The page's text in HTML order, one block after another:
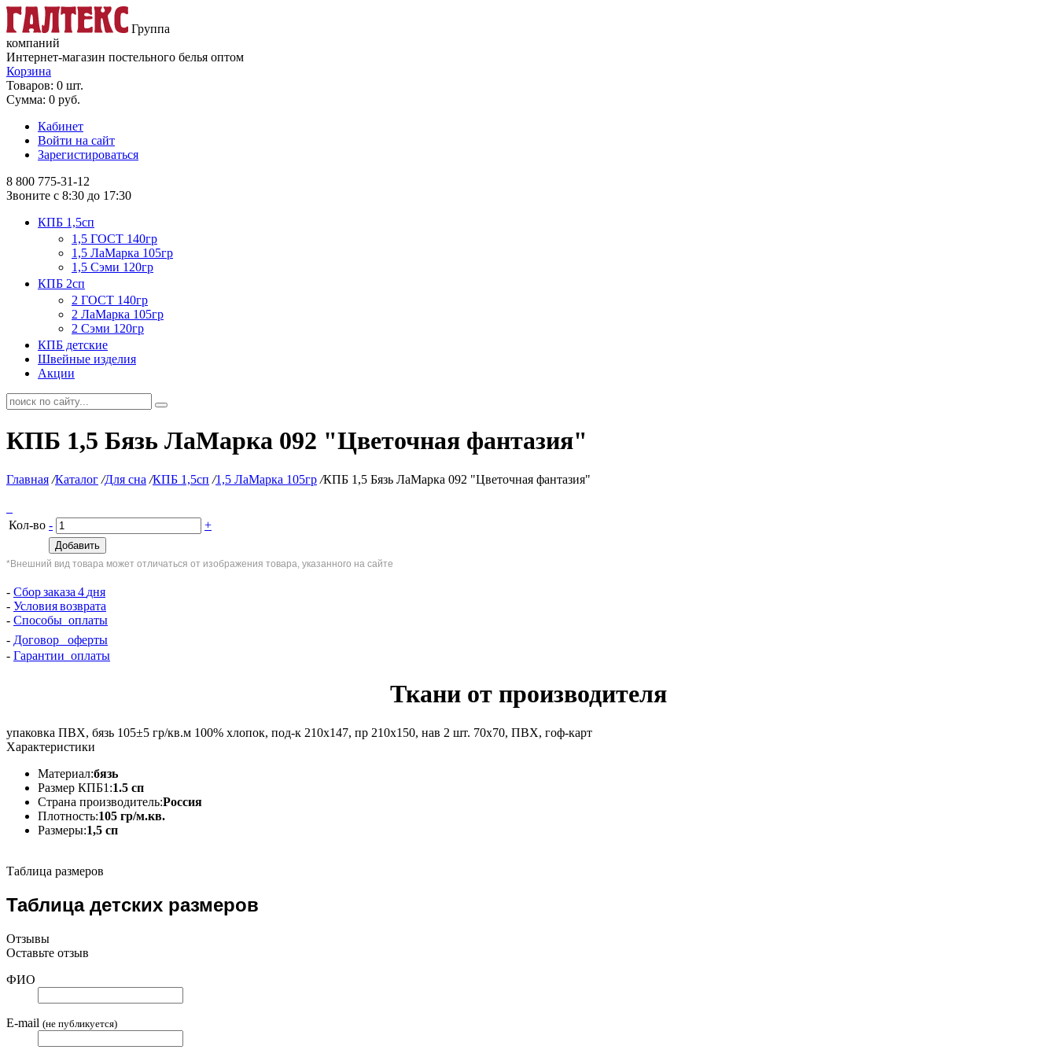
Группа
компаний
Интернет-магазин постельного белья оптом
Корзина
Товаров: 0 шт.
Сумма: 0 руб.
Кабинет
Войти на сайт
Зарегистироваться
8 800 775-31-12
Звоните с 8:30 до 17:30
КПБ 1,5сп
1,5 ГОСТ 140гр
1,5 ЛаМарка 105гр
1,5 Сэми 120гр
КПБ 2сп
2 ГОСТ 140гр
2 ЛаМарка 105гр
2 Сэми 120гр
КПБ детские
Швейные изделия
Акции
КПБ 1,5 Бязь ЛаМарка 092 "Цветочная фантазия"
Главная /Каталог /Для сна /КПБ 1,5сп /1,5 ЛаМарка 105гр /КПБ 1,5 Бязь ЛаМарка 092 "Цветочная фантазия"
Кол-во - +
Добавить
*Внешний вид товара может отличаться от изображения товара, указанного на сайте
- Сборзаказа 4 дня
- Условиявозврата
- Способы оплаты
- Договор
оферты
- Гарантии оплаты
Ткани от производителя
упаковка ПВХ, бязь 105±5 гр/кв.м 100% хлопок, под-к 210х147, пр 210х150, нав 2 шт. 70х70, ПВХ, гоф-карт
Характеристики
Материал:бязь
Размер КПБ1:1.5 сп
Страна производитель:Россия
Плотность:105 гр/м.кв.
Размеры:1,5 сп
Таблица размеров
Таблица детских размеров
Отзывы
Оставьте отзыв
ФИО
E-mail (не публикуется)